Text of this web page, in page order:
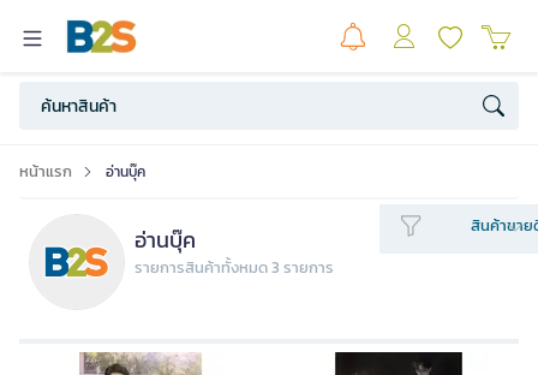
หน้าแรก อ่านบุ๊ค
อ่านบุ๊ค
รายการสินค้าทั้งหมด 3 รายการ
สินค้าขาย